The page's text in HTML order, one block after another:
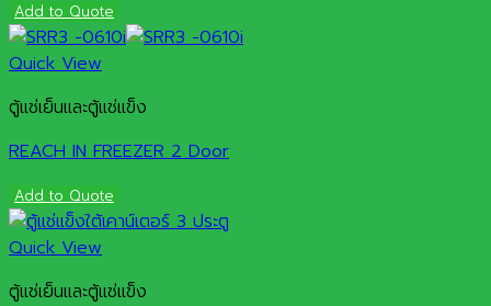
Add to Quote
Quick View
ตู้แช่เย็นและตู้แช่แข็ง
REACH IN FREEZER 2 Door
Add to Quote
Quick View
ตู้แช่เย็นและตู้แช่แข็ง